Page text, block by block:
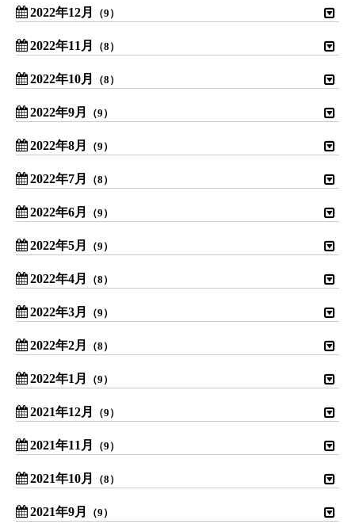
2022年12月 （9）
2022年11月 （8）
2022年10月 （8）
2022年9月 （9）
2022年8月 （9）
2022年7月 （8）
2022年6月 （9）
2022年5月 （9）
2022年4月 （8）
2022年3月 （9）
2022年2月 （8）
2022年1月 （9）
2021年12月 （9）
2021年11月 （9）
2021年10月 （8）
2021年9月 （9）